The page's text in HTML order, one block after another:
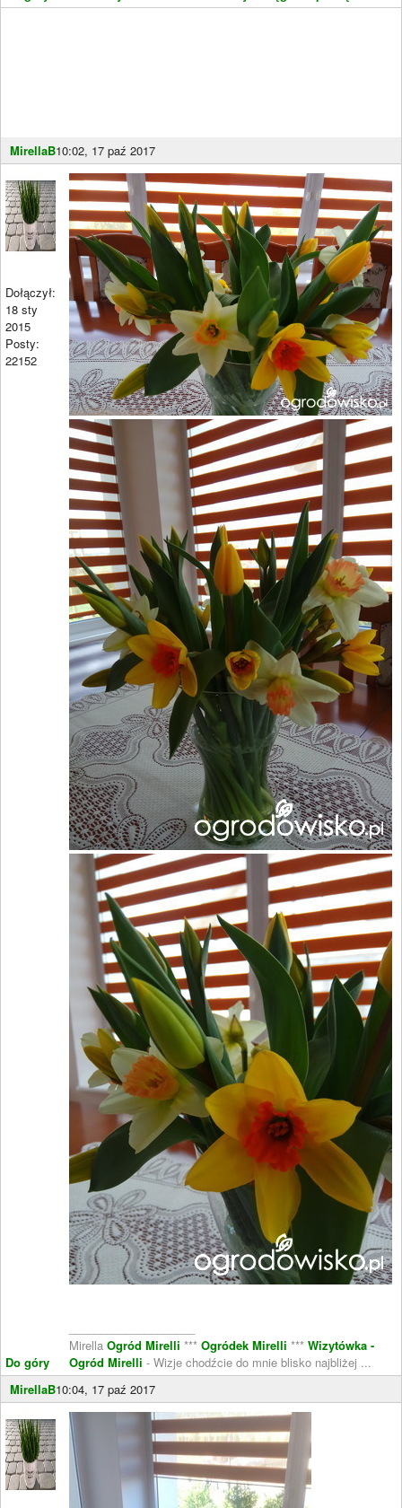
MirellaB10:02, 17 paź 2017
Dołączył:
18 sty
2015
Posty:
22152
Do góry
Mirella Ogród Mirelli *** Ogródek Mirelli *** Wizytówka -
Ogród Mirelli - Wizje chodźcie do mnie blisko najbliżej ...
MirellaB10:04, 17 paź 2017